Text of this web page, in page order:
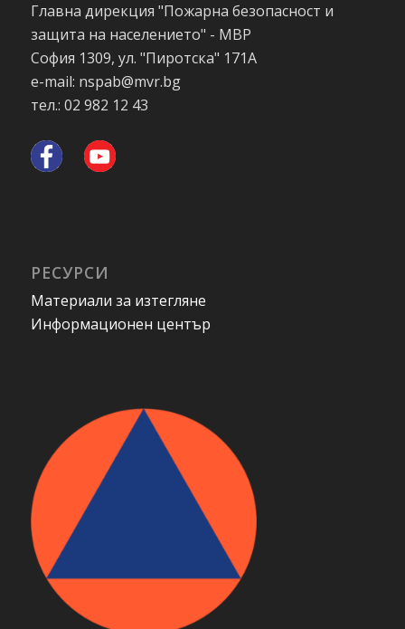
Главна дирекция "Пожарна безопасност и
защита на населението" - МВР
София 1309, ул. "Пиротска" 171А
e-mail: nspab@mvr.bg
тел.: 02 982 12 43
РЕСУРСИ
Материали за изтегляне
Информационен център